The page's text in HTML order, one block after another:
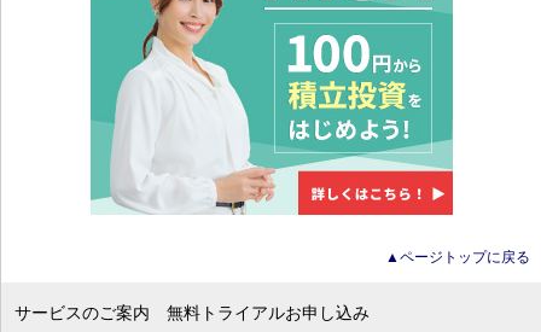
▲ページトップに戻る
サービスのご案内 無料トライアルお申し込み